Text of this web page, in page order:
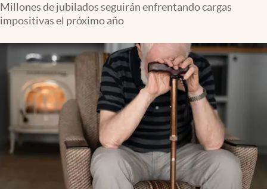
PC y mobile
USA
Millones de jubilados seguirán enfrentando cargas
impositivas el próximo año